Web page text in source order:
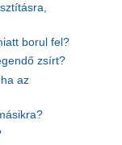
borul fel?
zsírt?
az